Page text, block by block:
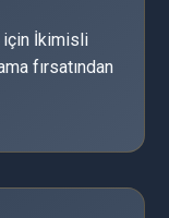
için İkimisli
fırsatından